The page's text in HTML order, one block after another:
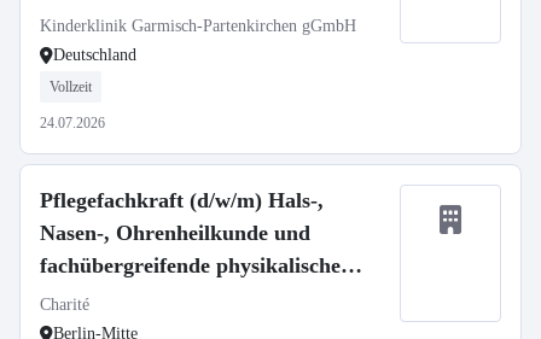
Zentralen Praxisanleitung (m/w/d)
Kinderklinik Garmisch-Partenkirchen gGmbH
Deutschland
Vollzeit
24.07.2026
Pflegefachkraft (d/w/m) Hals-,
Nasen-, Ohrenheilkunde und
fachübergreifende physikalische
Frührehabilitation
Charité
Berlin-Mitte